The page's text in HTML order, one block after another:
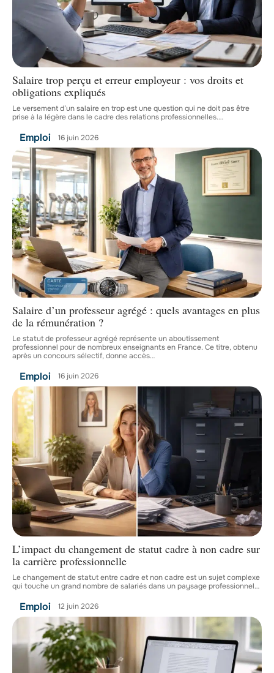
Salaire trop perçu et erreur employeur : vos droits et
obligations expliqués
Le versement d’un salaire en trop est une question qui ne doit pas être
prise à la légère dans le cadre des relations professionnelles.…
Emploi 16 juin 2026
Salaire d’un professeur agrégé : quels avantages en plus
de la rémunération ?
Le statut de professeur agrégé représente un aboutissement
professionnel pour de nombreux enseignants en France. Ce titre, obtenu
après un concours sélectif, donne accès…
Emploi 16 juin 2026
L’impact du changement de statut cadre à non cadre sur
la carrière professionnelle
Le changement de statut entre cadre et non cadre est un sujet complexe
qui touche un grand nombre de salariés dans un paysage professionnel…
Emploi 12 juin 2026